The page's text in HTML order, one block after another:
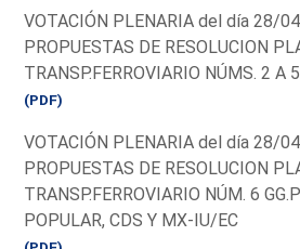
VOTACIÓN PLENARIA del día 28/
PROPUESTAS DE RESOLUCION
TRANSP.FERROVIARIO NÚMS. 2 A 5
(PDF)
VOTACIÓN PLENARIA del día 28/
PROPUESTAS DE RESOLUCION
TRANSP.FERROVIARIO NÚM. 6
POPULAR, CDS Y MX-IU/EC